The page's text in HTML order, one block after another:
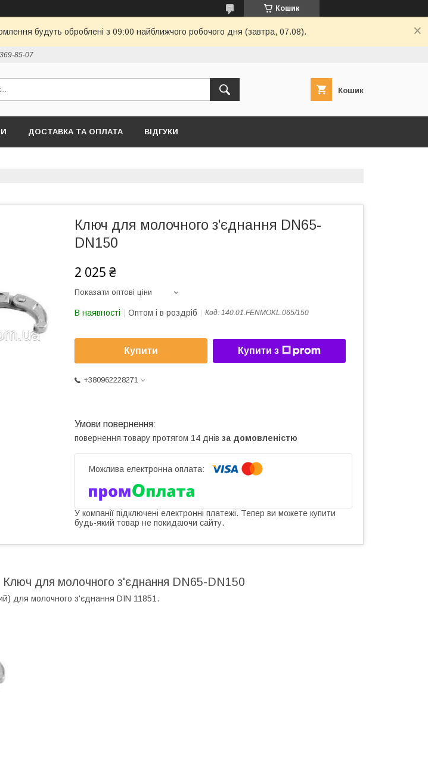
Кошик
будуть оброблені з 09:00 найближчого робочого дня (завтра, 07.08).
85-07
Кошик
ДОСТАВКА ТА ОПЛАТА ВІДГУКИ
Ключ для молочного з'єднання DN65-
DN150
2 025 ₴
Показати оптові ціни
В наявності Оптом і в роздріб Код: 140.01.FENMOKL.065/150
Купити Купити з
+380962228271
повернення товару протягом 14 днів за домовленістю
У компанії підключені електронні платежі. Тепер ви можете купити
будь-який товар не покидаючи сайту.
Ключ для молочного з'єднання DN65-DN150
для молочного з'єднання DIN 11851.